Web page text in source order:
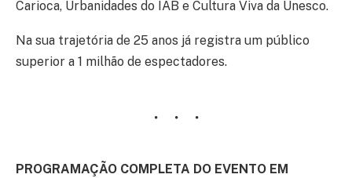
Carioca, Urbanidades do IAB e Cultura Viva da Unesco.
Na sua trajetória de 25 anos já registra um público
superior a 1 milhão de espectadores.
PROGRAMAÇÃO COMPLETA DO EVENTO EM